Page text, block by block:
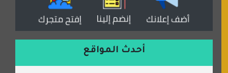
موقع مداد الإسلامي
ورشة زهرة لورا للحدادة
أحدث المواقع